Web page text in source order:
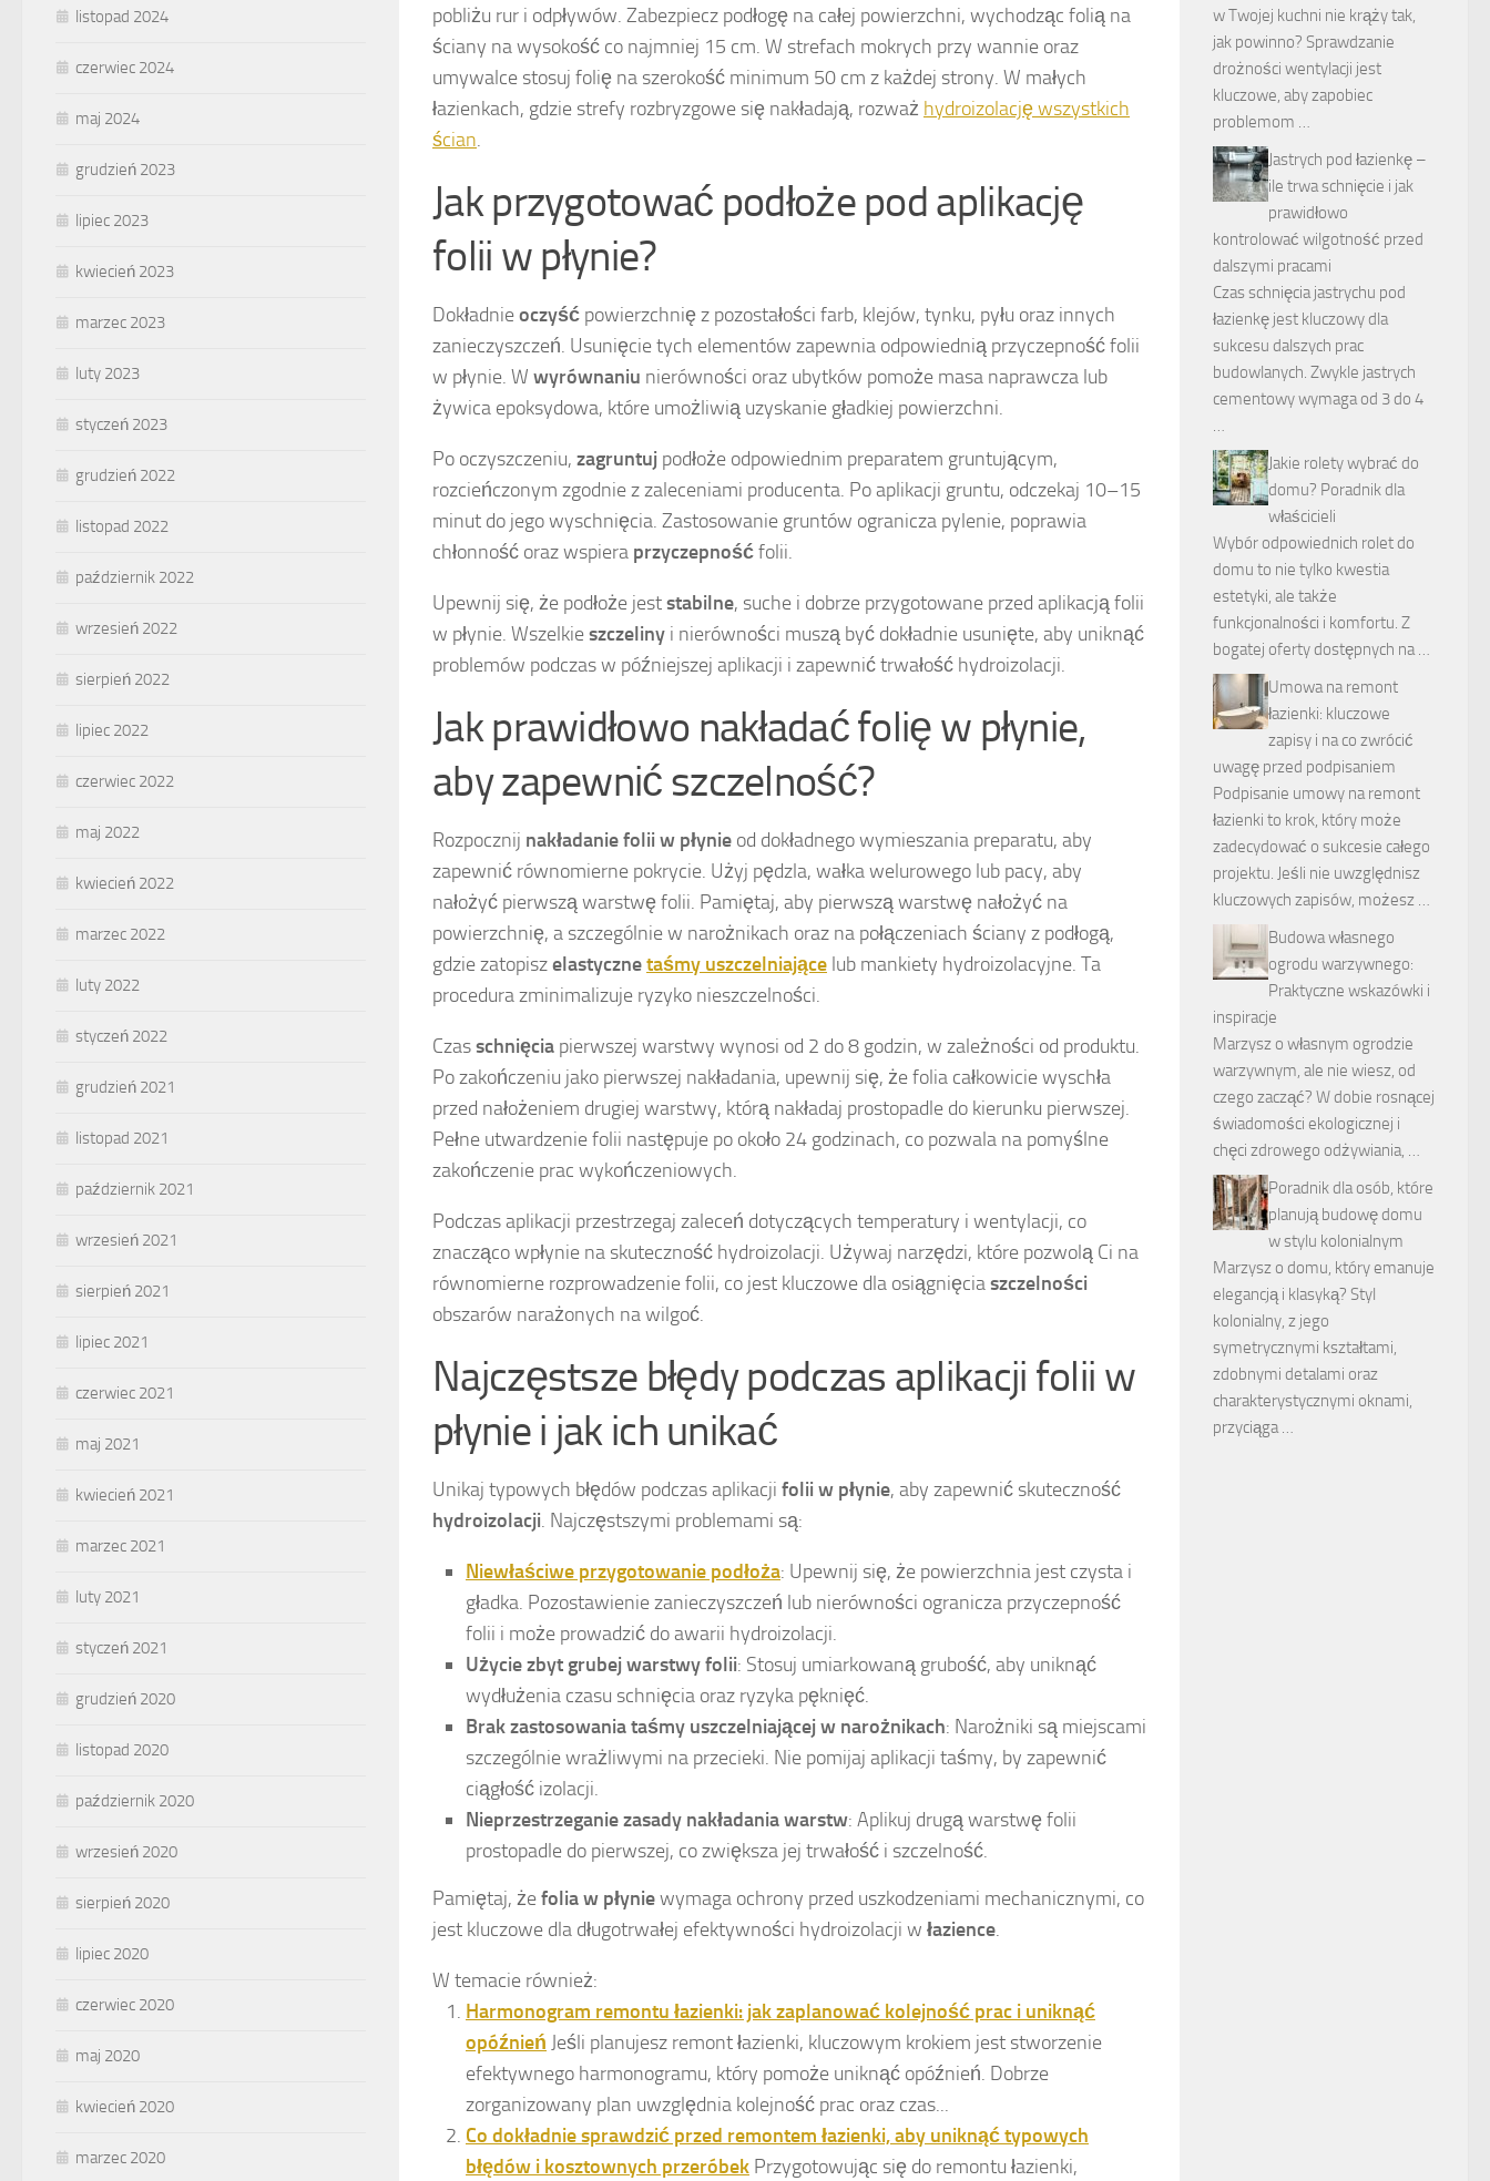
pobliżu rur i odpływów. Zabezpiecz podłogę na całej powierzchni, wychodząc folią na
ściany na wysokość co najmniej 15 cm. W strefach mokrych przy wannie oraz
umywalce stosuj folię na szerokość minimum 50 cm z każdej strony. W małych
łazienkach, gdzie strefy rozbryzgowe się nakładają, rozważ hydroizolację wszystkich
ścian.
Jak przygotować podłoże pod aplikację
folii w płynie?
Dokładnieoczyść powierzchnię z pozostałości farb, klejów, tynku, pyłu oraz innych
zanieczyszczeń. Usunięcie tych elementów zapewnia odpowiednią przyczepność folii
w płynie. W wyrównaniu nierówności oraz ubytków pomoże masa naprawcza lub
żywica epoksydowa, które umożliwią uzyskanie gładkiej powierzchni.
Po oczyszczeniu, zagruntuj podłoże odpowiednim preparatem gruntującym,
rozcieńczonym zgodnie z zaleceniami producenta. Po aplikacji gruntu, odczekaj 10–15
minut do jego wyschnięcia. Zastosowanie gruntów ogranicza pylenie, poprawia
chłonność oraz wspiera przyczepnośćfolii.
Upewnij się, że podłoże jeststabilne, suche i dobrze przygotowane przed aplikacją folii
w płynie. Wszelkieszczeliny i nierówności muszą być dokładnie usunięte, aby uniknąć
problemów podczas w późniejszej aplikacji i zapewnić trwałość hydroizolacji.
Jak prawidłowo nakładać folię w płynie,
aby zapewnić szczelność?
Rozpocznij nakładanie folii w płynie od dokładnego wymieszania preparatu, aby
zapewnić równomierne pokrycie. Użyj pędzla, wałka welurowego lub pacy, aby
nałożyć pierwszą warstwę folii. Pamiętaj, aby pierwszą warstwę nałożyć na
powierzchnię, a szczególnie w narożnikach oraz na połączeniach ściany z podłogą,
gdzie zatopiszelastycznetaśmy uszczelniające lub mankiety hydroizolacyjne. Ta
procedura zminimalizuje ryzyko nieszczelności.
Czasschnięcia pierwszej warstwy wynosi od 2 do 8 godzin, w zależności od produktu.
Po zakończeniu jako pierwszej nakładania, upewnij się, że folia całkowicie wyschła
przed nałożeniem drugiej warstwy, którą nakładaj prostopadle do kierunku pierwszej.
Pełne utwardzenie folii następuje po około 24 godzinach, co pozwala na pomyślne
zakończenie prac wykończeniowych.
Podczas aplikacji przestrzegaj zaleceń dotyczących temperatury i wentylacji, co
znacząco wpłynie na skuteczność hydroizolacji. Używaj narzędzi, które pozwolą Ci na
równomierne rozprowadzenie folii, co jest kluczowe dla osiągnięciaszczelności
obszarów narażonych na wilgoć.
Najczęstsze błędy podczas aplikacji folii w
płynie i jak ich unikać
Unikaj typowych błędów podczas aplikacji folii w płynie, aby zapewnić skuteczność
hydroizolacji. Najczęstszymi problemami są:
Niewłaściwe przygotowanie podłoża: Upewnij się, że powierzchnia jest czysta i
gładka. Pozostawienie zanieczyszczeń lub nierówności ogranicza przyczepność
folii i może prowadzić do awarii hydroizolacji.
Użycie zbyt grubej warstwy folii: Stosuj umiarkowaną grubość, aby uniknąć
wydłużenia czasu schnięcia oraz ryzyka pęknięć.
Brak zastosowania taśmy uszczelniającej w narożnikach: Narożniki są miejscami
szczególnie wrażliwymi na przecieki. Nie pomijaj aplikacji taśmy, by zapewnić
ciągłość izolacji.
Nieprzestrzeganie zasady nakładania warstw: Aplikuj drugą warstwę folii
prostopadle do pierwszej, co zwiększa jej trwałość i szczelność.
Pamiętaj, żefolia w płyniewymaga ochrony przed uszkodzeniami mechanicznymi, co
jest kluczowe dla długotrwałej efektywności hydroizolacji w łazience.
W temacie również:
Harmonogram remontu łazienki: jak zaplanować kolejność prac i uniknąć
opóźnień Jeśli planujesz remont łazienki, kluczowym krokiem jest stworzenie
efektywnego harmonogramu, który pomoże uniknąć opóźnień. Dobrze
zorganizowany plan uwzględnia kolejność prac oraz czas...
Co dokładnie sprawdzić przed remontem łazienki, aby uniknąć typowych
błędów i kosztownych przeróbek Przygotowując się do remontu łazienki,
listopad 2024
czerwiec 2024
maj 2024
grudzień 2023
lipiec 2023
kwiecień 2023
marzec 2023
luty 2023
styczeń 2023
grudzień 2022
listopad 2022
październik 2022
wrzesień 2022
sierpień 2022
lipiec 2022
czerwiec 2022
maj 2022
kwiecień 2022
marzec 2022
luty 2022
styczeń 2022
grudzień 2021
listopad 2021
październik 2021
wrzesień 2021
sierpień 2021
lipiec 2021
czerwiec 2021
maj 2021
kwiecień 2021
marzec 2021
luty 2021
styczeń 2021
grudzień 2020
listopad 2020
październik 2020
wrzesień 2020
sierpień 2020
lipiec 2020
czerwiec 2020
maj 2020
kwiecień 2020
marzec 2020
w Twojej kuchni nie krąży tak,
jak powinno? Sprawdzanie
drożności wentylacji jest
kluczowe, aby zapobiec
problemom …
Jastrych pod łazienkę –
ile trwa schnięcie i jak
prawidłowo
kontrolować wilgotność przed
dalszymi pracami
Czas schnięcia jastrychu pod
łazienkę jest kluczowy dla
sukcesu dalszych prac
budowlanych. Zwykle jastrych
cementowy wymaga od 3 do 4
…
Jakie rolety wybrać do
domu? Poradnik dla
właścicieli
Wybór odpowiednich rolet do
domu to nie tylko kwestia
estetyki, ale także
funkcjonalności i komfortu. Z
bogatej oferty dostępnych na …
Umowa na remont
łazienki: kluczowe
zapisy i na co zwrócić
uwagę przed podpisaniem
Podpisanie umowy na remont
łazienki to krok, który może
zadecydować o sukcesie całego
projektu. Jeśli nie uwzględnisz
kluczowych zapisów, możesz …
Budowa własnego
ogrodu warzywnego:
Praktyczne wskazówki i
inspiracje
Marzysz o własnym ogrodzie
warzywnym, ale nie wiesz, od
czego zacząć? W dobie rosnącej
świadomości ekologicznej i
chęci zdrowego odżywiania, …
Poradnik dla osób, które
planują budowę domu
w stylu kolonialnym
Marzysz o domu, który emanuje
elegancją i klasyką? Styl
kolonialny, z jego
symetrycznymi kształtami,
zdobnymi detalami oraz
charakterystycznymi oknami,
przyciąga …